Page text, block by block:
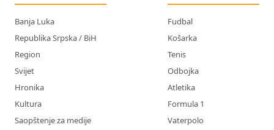
Banja Luka
Republika Srpska / BiH
Region
Svijet
Hronika
Kultura
Saopštenje za medije
Fudbal
Košarka
Tenis
Odbojka
Atletika
Formula 1
Vaterpolo